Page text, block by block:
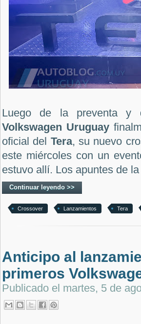
Luego de la preventa y
Volkswagen Uruguay
oficial del Tera, su nuevo
este miércoles con un
estuvo allí. Los apuntes de
Continuar leyendo >>
Crossover Lanzamientos Tera
Anticipo al
primeros
Publicado el martes, 5 de